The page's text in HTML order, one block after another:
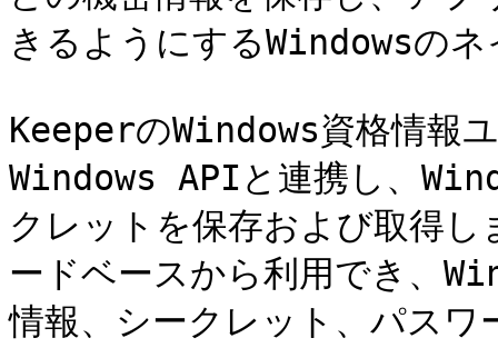
きるようにするWindowsの
KeeperのWindows資格情報
Windows APIと連携し、
クレットを保存および取得
ードベースから利用でき、
情報、シークレット、パス